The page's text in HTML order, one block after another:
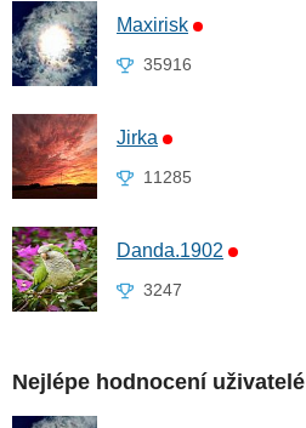
Maxirisk
35916
Jirka
11285
Danda.1902
3247
Nejlépe hodnocení uživatelé